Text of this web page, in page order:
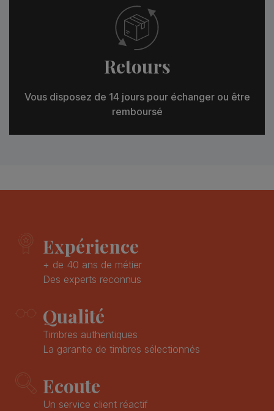
Retours
Vous disposez de 14 jours pour échanger ou être
remboursé
Expérience
+ de 40 ans de métier
Des experts reconnus
Qualité
Timbres authentiques
La garantie de timbres sélectionnés
Ecoute
Un service client réactif